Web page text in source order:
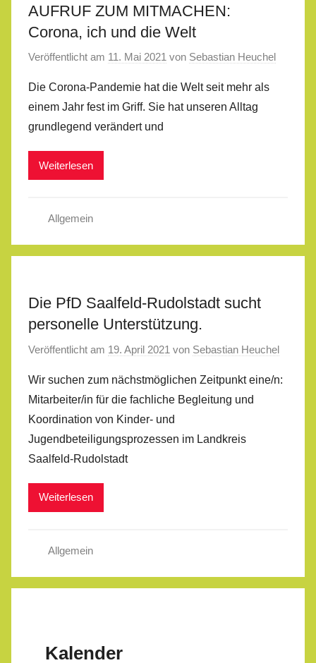
AUFRUF ZUM MITMACHEN:
Corona, ich und die Welt
Veröffentlicht am 11. Mai 2021 von Sebastian Heuchel
Die Corona-Pandemie hat die Welt seit mehr als
einem Jahr fest im Griff. Sie hat unseren Alltag
grundlegend verändert und
Weiterlesen
Allgemein
Die PfD Saalfeld-Rudolstadt sucht
personelle Unterstützung.
Veröffentlicht am 19. April 2021 von Sebastian Heuchel
Wir suchen zum nächstmöglichen Zeitpunkt eine/n:
Mitarbeiter/in für die fachliche Begleitung und
Koordination von Kinder- und
Jugendbeteiligungsprozessen im Landkreis
Saalfeld-Rudolstadt
Weiterlesen
Allgemein
Kalender